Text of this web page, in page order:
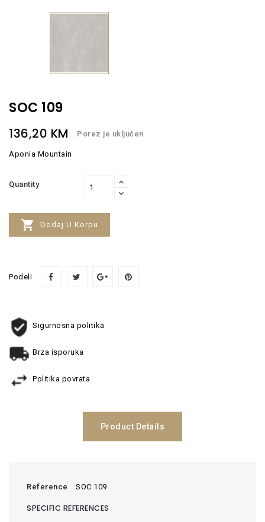
SOC 109
136,20 KM Porez je uključen
Aponia Mountain
Quantity
 Dodaj U Korpu
Podeli
Sigurnosna politika
Brza isporuka
Politika povrata
Product Details
Reference SOC 109
SPECIFIC REFERENCES